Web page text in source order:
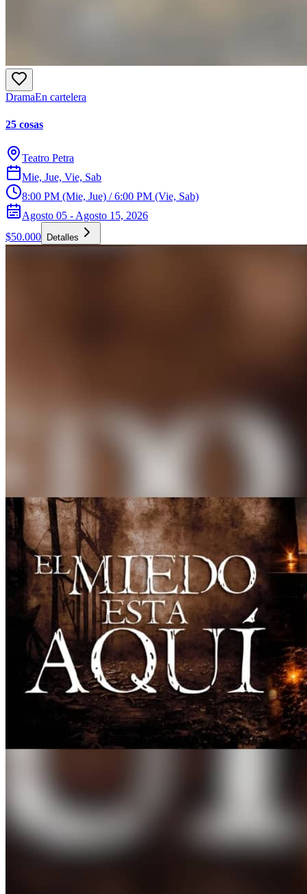
DramaEn cartelera
25 cosas
Teatro Petra
Mie, Jue, Vie, Sab
8:00 PM (Mie, Jue) / 6:00 PM (Vie, Sab)
Agosto 05 - Agosto 15, 2026
$50.000
Detalles